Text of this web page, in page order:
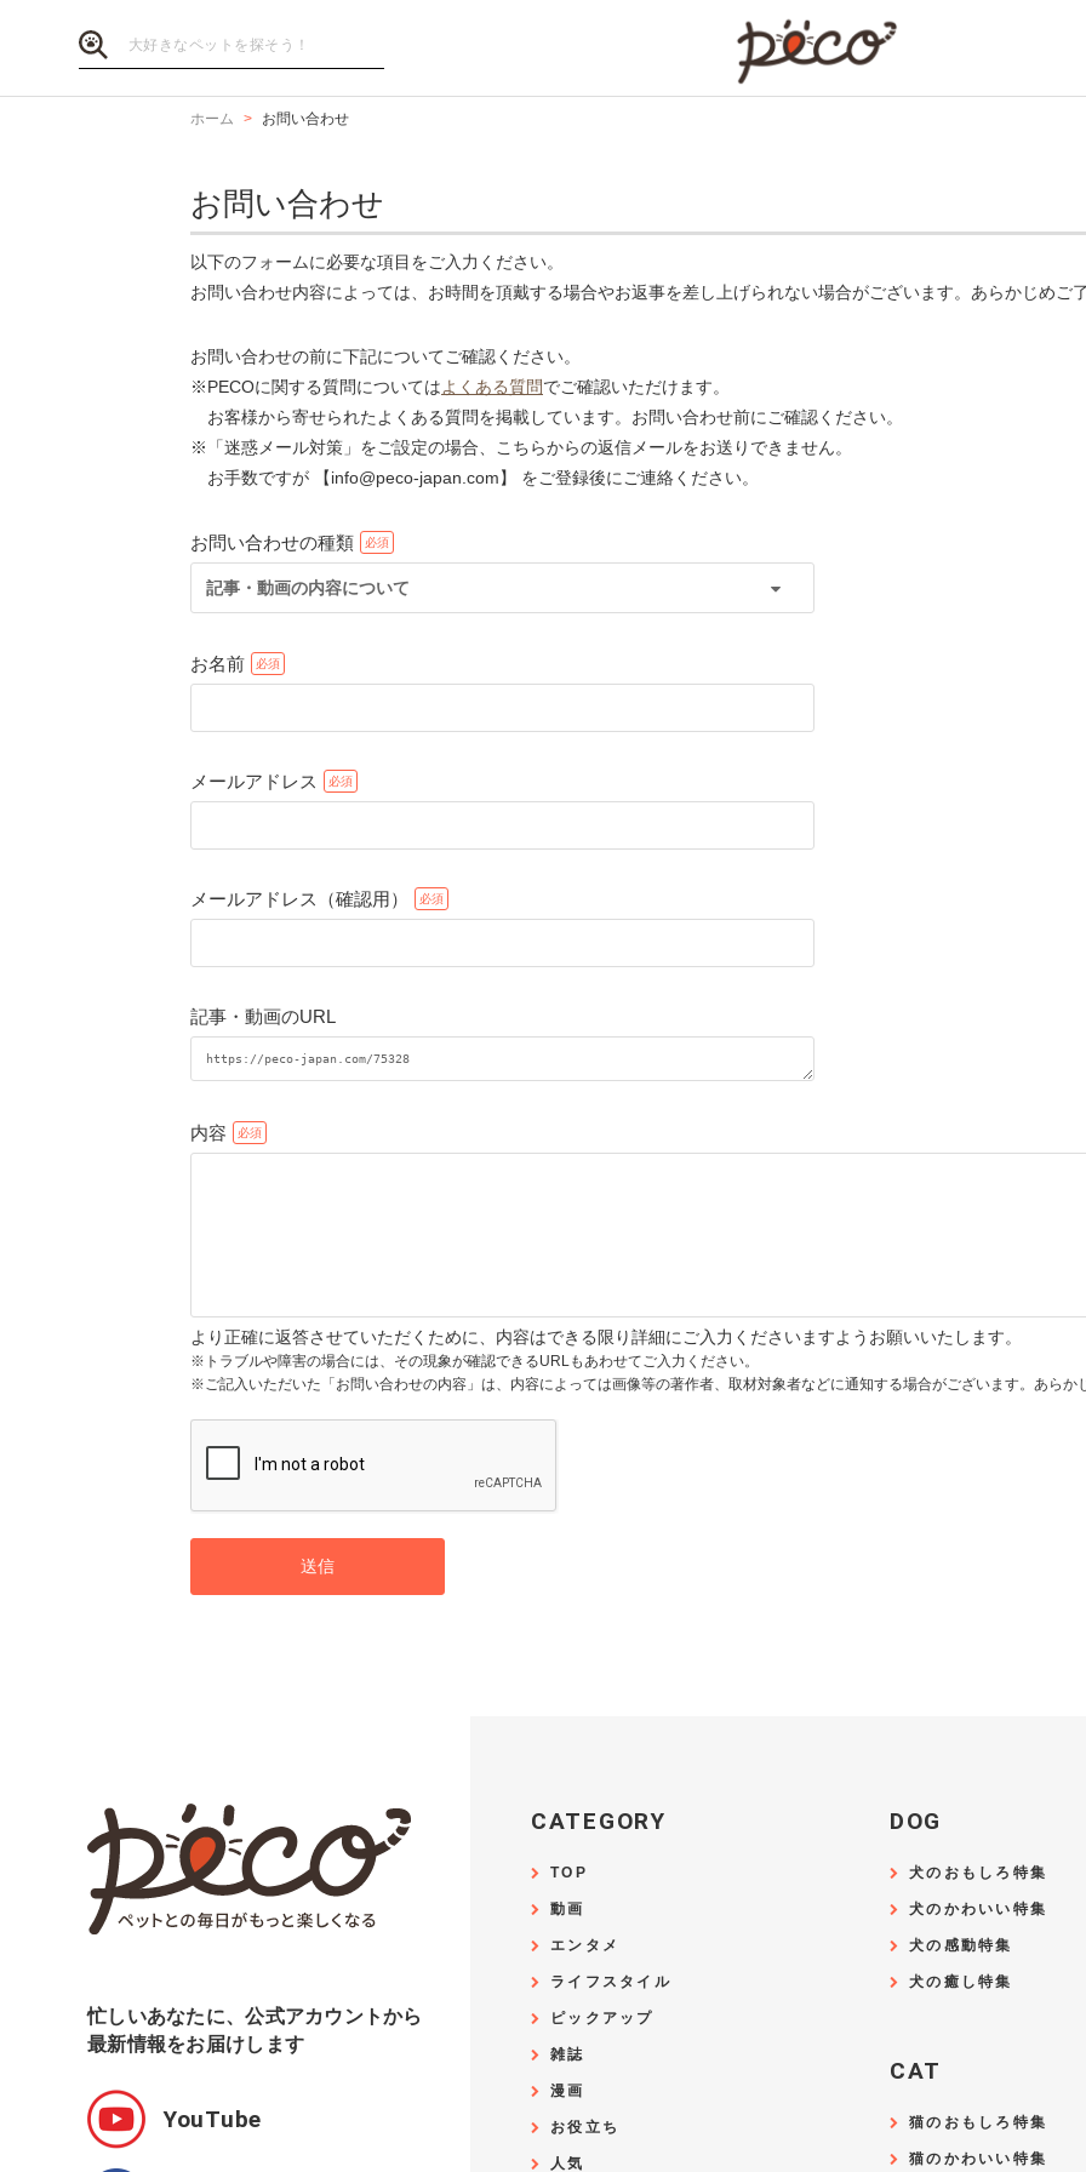
ホーム お問い合わせ
お問い合わせ
以下のフォームに必要な項目をご入力ください。
お問い合わせ内容によっては、お時間を頂戴する場合やお返事を差し上げられない場合がございます。あらかじめご
お問い合わせの前に下記についてご確認ください。
※PECOに関する質問についてはよくある質問でご確認いただけます。
お客様から寄せられたよくある質問を掲載しています。お問い合わせ前にご確認ください。
※「迷惑メール対策」をご設定の場合、こちらからの返信メールをお送りできません。
お手数ですが 【info@peco-japan.com】 をご登録後にご連絡ください。
お問い合わせの種類
記事・動画の内容について
お名前
メールアドレス
メールアドレス（確認用）
記事・動画のURL
内容
より正確に返答させていただくために、内容はできる限り詳細にご入力くださいますようお願いいたします。
※トラブルや障害の場合には、その現象が確認できるURLもあわせてご入力ください。
※ご記入いただいた「お問い合わせの内容」は、内容によっては画像等の著作者、取材対象者などに通知する場合がございます。あらか
送信
忙しいあなたに、公式アカウントから
最新情報をお届けします
YouTube
CATEGORY
TOP
動画
エンタメ
ライフスタイル
ピックアップ
雑誌
漫画
お役立ち
人気
DOG
犬のおもしろ特集
犬のかわいい特集
犬の感動特集
犬の癒し特集
CAT
猫のおもしろ特集
猫のかわいい特集